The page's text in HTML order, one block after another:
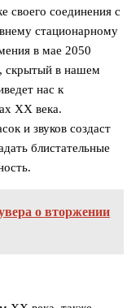
своего соединения с
стационарному
в мае 2050
скрытый в нашем
нас к
XX века.
и звуков создаст
блистательные
о вторжении